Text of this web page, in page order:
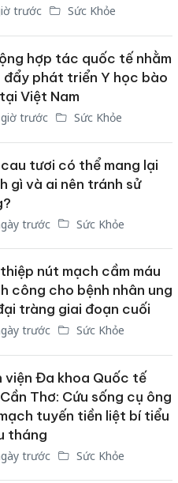
trước Sức Khỏe
hợp tác quốc tế nhằm
đẩy phát triển Y học bào
Việt Nam
trước Sức Khỏe
tươi có thể mang lại
gì và ai nên tránh sử
trước Sức Khỏe
nút mạch cầm máu
công cho bệnh nhân ung
tràng giai đoạn cuối
trước Sức Khỏe
viện Đa khoa Quốc tế
Cần Thơ: Cứu sống cụ ông
tuyến tiền liệt bí tiểu
tháng
trước Sức Khỏe